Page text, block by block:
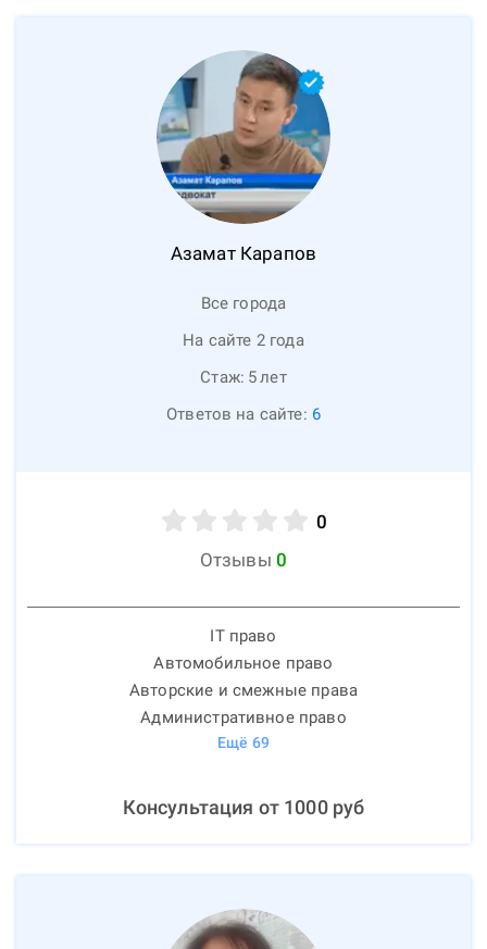
Азамат Карапов
Все города
На сайте 2 года
Стаж: 5лет
Ответов на сайте: 6
0
Отзывы 0
IT право
Автомобильное право
Авторские и смежные права
Административное право
Ещё 69
Консультация от 1000руб